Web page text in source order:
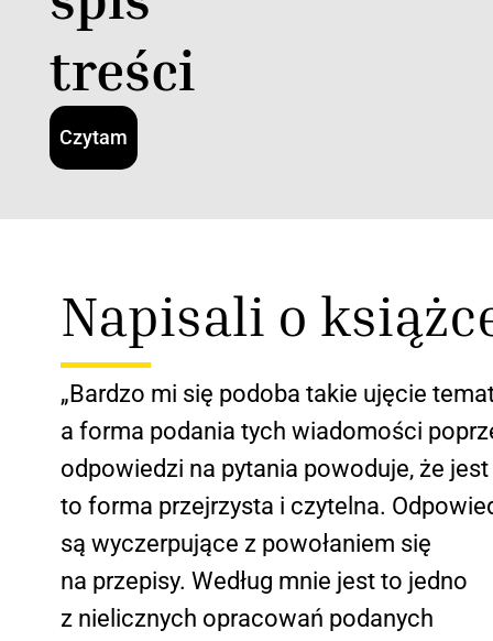
treści
Czytam
Napisali o
„Bardzo mi się podoba takie ujęcie
a forma podania tych wiadomości
odpowiedzi na pytania powoduje, że jest
to forma przejrzysta i czytelna.
są wyczerpujące z powołaniem się
na przepisy. Według mnie jest to jedno
z nielicznych opracowań podanych